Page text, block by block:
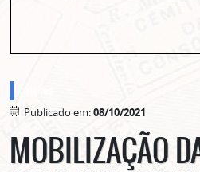
Publicado em:08/10/2021
MOBILIZAÇÃO